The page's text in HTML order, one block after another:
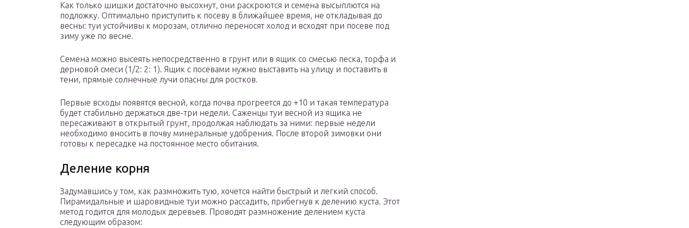
Как только шишки достаточно высохнут, они раскроются и семена высыплются на
подложку. Оптимально приступить к посеву в ближайшее время, не откладывая до
весны: туи устойчивы к морозам, отлично переносят холод и всходят при посеве под
зиму уже по весне.
Семена можно высеять непосредственно в грунт или в ящик со смесью песка, торфа и
дерновой смеси (1/2: 2: 1). Ящик с посевами нужно выставить на улицу и поставить в
тени, прямые солнечные лучи опасны для ростков.
Первые всходы появятся весной, когда почва прогреется до +10 и такая температура
будет стабильно держаться две-три недели. Саженцы туи весной из ящика не
пересаживают в открытый грунт, продолжая наблюдать за ними: первые недели
необходимо вносить в почву минеральные удобрения. После второй зимовки они
готовы к пересадке на постоянное место обитания.
Деление корня
Задумавшись у том, как размножить тую, хочется найти быстрый и легкий способ.
Пирамидальные и шаровидные туи можно рассадить, прибегнув к делению куста. Этот
метод годится для молодых деревьев. Проводят размножение делением куста
следующим образом: